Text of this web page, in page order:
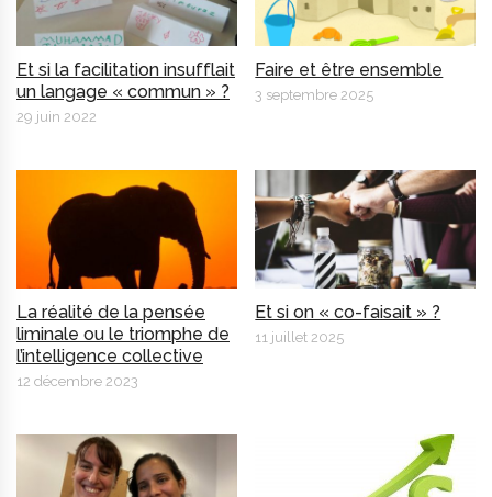
Et si la facilitation insufflait
un langage « commun » ?
29 juin 2022
Faire et être ensemble
3 septembre 2025
La réalité de la pensée
liminale ou le triomphe de
l’intelligence collective
12 décembre 2023
Et si on « co-faisait » ?
11 juillet 2025